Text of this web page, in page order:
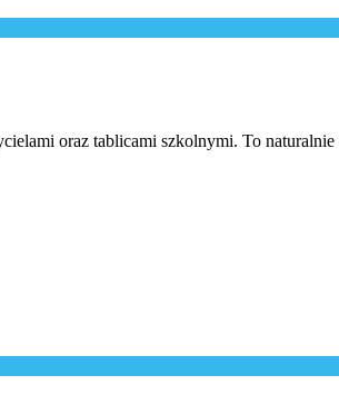
oraz tablicami szkolnymi. To